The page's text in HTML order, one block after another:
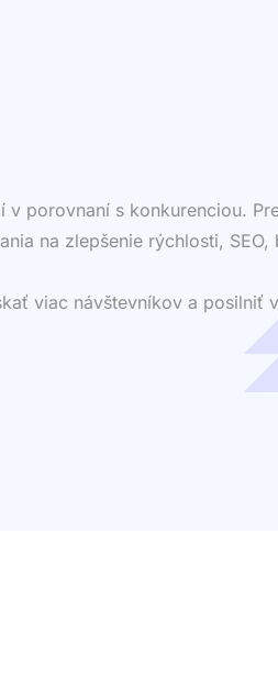
porovnaní s konkurenciou.
na zlepšenie rýchlosti,
viac návštevníkov a posilniť